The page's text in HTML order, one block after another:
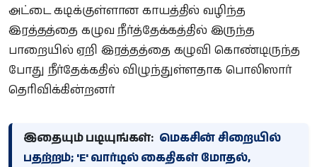
அட்டை கடிக்குள்ளான காயத்தில் வழிந்த
இரத்தத்தை கழுவ நீர்த்தேக்கத்தில் இருந்த
பாறையில் ஏறி இரத்தத்தை கழுவி கொண்டிருந்த
போது நீர்தேக்கதில் விழுந்துள்ளதாக பொலிஸார்
தெரிவிக்கின்றனர்
இதையும் படியுங்கள்: மெகசின் சிறையில்
பதற்றம்; 'E' வார்டில் கைதிகள் மோதல்,